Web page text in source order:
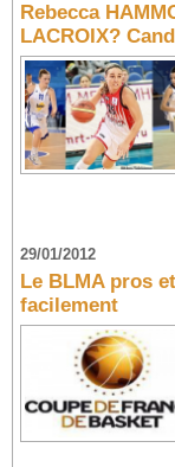
Rebecca
LACROIX?
29/01/2012
Le BLMA pros
facilement